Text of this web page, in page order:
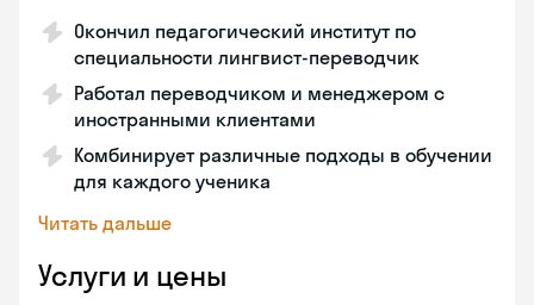
Окончил педагогический институт по
специальности лингвист-переводчик
Работал переводчиком и менеджером с
иностранными клиентами
Комбинирует различные подходы в обучении
для каждого ученика
Читать дальше
Услуги и цены